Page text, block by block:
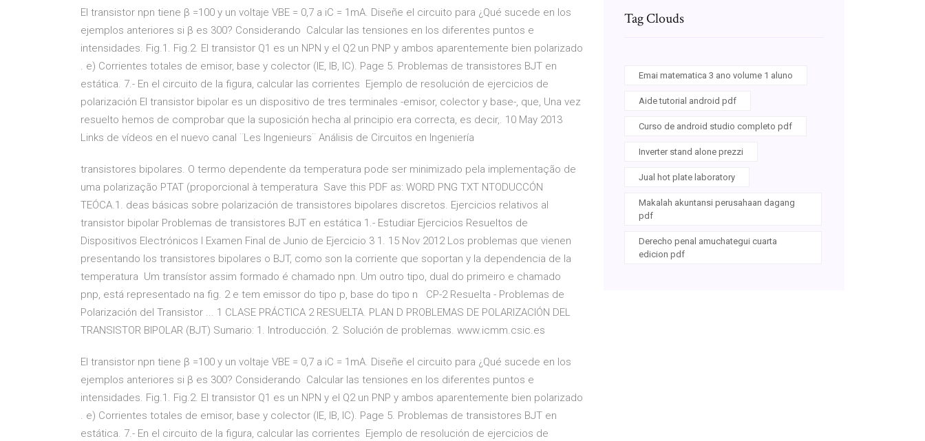
El transistor npn tiene β =100 y un voltaje VBE = 0,7 a iC = 1mA. Diseñe el circuito para ¿Qué sucede en los
ejemplos anteriores si β es 300? Considerando Calcular las tensiones en los diferentes puntos e
intensidades. Fig.1. Fig.2. El transistor Q1 es un NPN y el Q2 un PNP y ambos aparentemente bien polarizado
. e) Corrientes totales de emisor, base y colector (IE, IB, IC). Page 5. Problemas de transistores BJT en
estática. 7.- En el circuito de la figura, calcular las corrientes Ejemplo de resolución de ejercicios de
polarización El transistor bipolar es un dispositivo de tres terminales -emisor, colector y base-, que, Una vez
resuelto hemos de comprobar que la suposición hecha al principio era correcta, es decir,. 10 May 2013
Links de vídeos en el nuevo canal ¨Les Ingenieurs¨ Análisis de Circuitos en Ingeniería
transistores bipolares. O termo dependente da temperatura pode ser minimizado pela implementação de
uma polarização PTAT (proporcional à temperatura Save this PDF as: WORD PNG TXT NTODUCCÓN
TEÓCA.1. deas básicas sobre polarización de transistores bipolares discretos. Ejercicios relativos al
transistor bipolar Problemas de transistores BJT en estática 1.- Estudiar Ejercicios Resueltos de
Dispositivos Electrónicos I Examen Final de Junio de Ejercicio 3 1. 15 Nov 2012 Los problemas que vienen
presentando los transistores bipolares o BJT, como son la corriente que soportan y la dependencia de la
temperatura Um transístor assim formado é chamado npn. Um outro tipo, dual do primeiro e chamado
pnp, está representado na fig. 2 e tem emissor do tipo p, base do tipo n CP-2 Resuelta - Problemas de
Polarización del Transistor ... 1 CLASE PRÁCTICA 2 RESUELTA. PLAN D PROBLEMAS DE POLARIZACIÓN DEL
TRANSISTOR BIPOLAR (BJT) Sumario: 1. Introducción. 2. Solución de problemas. www.icmm.csic.es
El transistor npn tiene β =100 y un voltaje VBE = 0,7 a iC = 1mA. Diseñe el circuito para ¿Qué sucede en los
ejemplos anteriores si β es 300? Considerando Calcular las tensiones en los diferentes puntos e
intensidades. Fig.1. Fig.2. El transistor Q1 es un NPN y el Q2 un PNP y ambos aparentemente bien polarizado
. e) Corrientes totales de emisor, base y colector (IE, IB, IC). Page 5. Problemas de transistores BJT en
estática. 7.- En el circuito de la figura, calcular las corrientes Ejemplo de resolución de ejercicios de
Tag Clouds
Emai matematica 3 ano volume 1 aluno
Aide tutorial android pdf
Curso de android studio completo pdf
Inverter stand alone prezzi
Jual hot plate laboratory
Makalah akuntansi perusahaan dagang
pdf
Derecho penal amuchategui cuarta
edicion pdf